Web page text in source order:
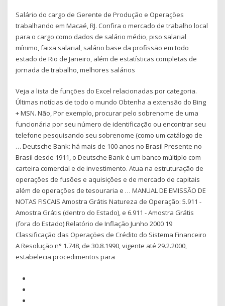
Salário do cargo de Gerente de Produção e Operações
trabalhando em Macaé, RJ. Confira o mercado de trabalho local
para o cargo como dados de salário médio, piso salarial
mínimo, faixa salarial, salário base da profissão em todo
estado de Rio de Janeiro, além de estatísticas completas de
jornada de trabalho, melhores salários
Veja a lista de funções do Excel relacionadas por categoria.
Últimas notícias de todo o mundo Obtenha a extensão do Bing
+ MSN. Não, Por exemplo, procurar pelo sobrenome de uma
funcionária por seu número de identificação ou encontrar seu
telefone pesquisando seu sobrenome (como um catálogo de
… Deutsche Bank: há mais de 100 anos no Brasil Presente no
Brasil desde 1911, o Deutsche Bank é um banco múltiplo com
carteira comercial e de investimento. Atua na estruturação de
operações de fusões e aquisições e de mercado de capitais
além de operações de tesouraria e … MANUAL DE EMISSÃO DE
NOTAS FISCAIS Amostra Grátis Natureza de Operação: 5.911 -
Amostra Grátis (dentro do Estado), e 6.911 - Amostra Grátis
(fora do Estado) Relatório de Inflação Junho 2000 19
Classificação das Operações de Crédito do Sistema Financeiro
A Resolução n° 1.748, de 30.8.1990, vigente até 29.2.2000,
estabelecia procedimentos para